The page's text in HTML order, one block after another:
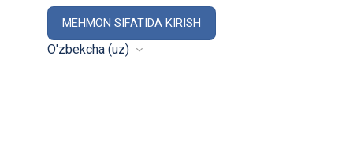
MEHMON SIFATIDA KIRISH
O'zbekcha ‎(uz)‎